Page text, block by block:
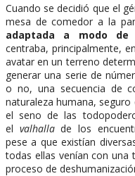
Cuando se decidió que el
mesa de comedor a la
adaptada a modo de
centraba, principalmente,
avatar en un terreno
generar una serie de
o no, una secuencia de
naturaleza humana,
el seno de las
el valhallade los
pese a que existían
todas ellas venían con una
proceso de